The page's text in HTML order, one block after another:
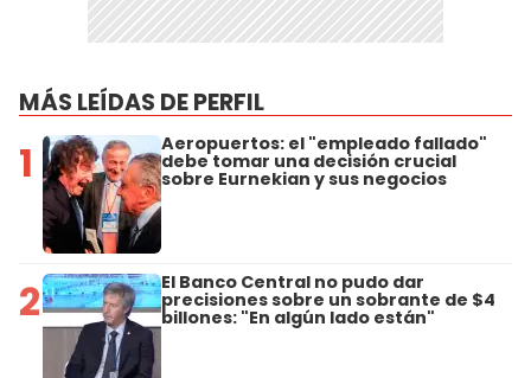
MÁS LEÍDAS DE PERFIL
1 Aeropuertos: el "empleado fallado"
debe tomar una decisión crucial
sobre Eurnekian y sus negocios
2 El Banco Central no pudo dar
precisiones sobre un sobrante de $4
billones: "En algún lado están"